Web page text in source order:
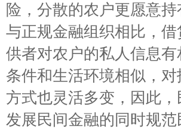
险，分散的农户更愿意
与正规金融组织相比，
供者对农户的私人信息
条件和生活环境相似，
方式也灵活多变，因此
发展民间金融的同时规